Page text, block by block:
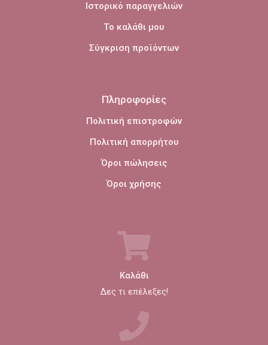
Ιστορικό παραγγελιών
Το καλάθι μου
Σύγκριση προϊόντων
Πληροφορίες
Πολιτική επιστροφών
Πολιτική απορρήτου
Όροι πώλησεις
Όροι χρήσης
Καλάθι
Δες τι επέλεξες!